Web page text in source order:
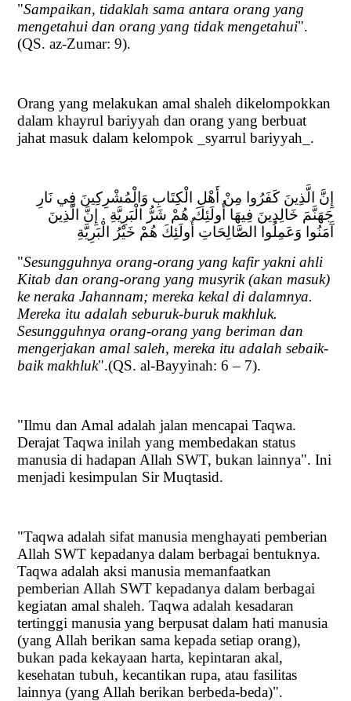
"Sampaikan, tidaklah sama antara orang yang
mengetahui dan orang yang tidak mengetahui".
(QS. az-Zumar: 9).
Orang yang melakukan amal shaleh dikelompokkan
dalam khayrul bariyyah dan orang yang berbuat
jahat masuk dalam kelompok _syarrul bariyyah_.
إِنَّ الَّذِينَ كَفَرُوا مِنْ أَهْلِ الْكِتَابِ وَالْمُشْرِكِينَ فِي نَارِ
جَهَنَّمَ خَالِدِينَ فِيهَا أُولَئِكَ هُمْ شَرُّ الْبَرِيَّةِ . إِنَّ الَّذِينَ
آَمَنُوا وَعَمِلُوا الصَّالِحَاتِ أُولَئِكَ هُمْ خَيْرُ الْبَرِيَّةِ
"Sesungguhnya orang-orang yang kafir yakni ahli
Kitab dan orang-orang yang musyrik (akan masuk)
ke neraka Jahannam; mereka kekal di dalamnya.
Mereka itu adalah seburuk-buruk makhluk.
Sesungguhnya orang-orang yang beriman dan
mengerjakan amal saleh, mereka itu adalah sebaik-
baik makhluk".(QS. al-Bayyinah: 6 – 7).
"Ilmu dan Amal adalah jalan mencapai Taqwa.
Derajat Taqwa inilah yang membedakan status
manusia di hadapan Allah SWT, bukan lainnya". Ini
menjadi kesimpulan Sir Muqtasid.
"Taqwa adalah sifat manusia menghayati pemberian
Allah SWT kepadanya dalam berbagai bentuknya.
Taqwa adalah aksi manusia memanfaatkan
pemberian Allah SWT kepadanya dalam berbagai
kegiatan amal shaleh. Taqwa adalah kesadaran
tertinggi manusia yang berpusat dalam hati manusia
(yang Allah berikan sama kepada setiap orang),
bukan pada kekayaan harta, kepintaran akal,
kesehatan tubuh, kecantikan rupa, atau fasilitas
lainnya (yang Allah berikan berbeda-beda)".